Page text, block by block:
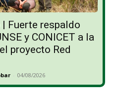
Fuerte respaldo
y CONICET a la
proyecto Red
- 04/08/2026